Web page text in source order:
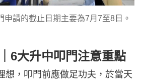
申請的截止日期主要為7月7至8日。
6大升中叩門注意重點
想，叩門前應做足功夫，於當天